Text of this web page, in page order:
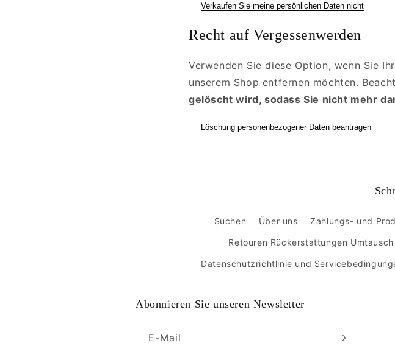
Verkaufen Sie meine persönlichen Daten nicht
Recht auf Vergessenwerden
Verwenden Sie diese Option, wenn Sie
unserem Shop entfernen möchten.
gelöscht wird, sodass Sie nicht mehr
Löschung personenbezogener Daten beantragen
Suchen Über uns Zahlungs- und
Retouren Rückerstattungen Umtausch
Datenschutzrichtlinie und
Abonnieren Sie unseren Newsletter
E-Mail